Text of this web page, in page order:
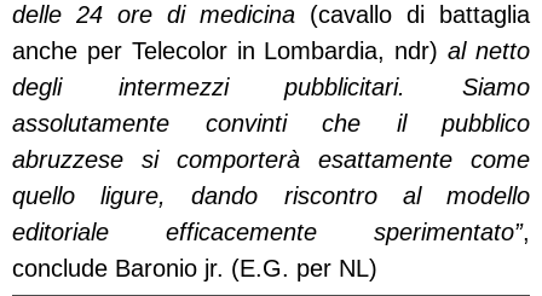
delle 24 ore di medicina (cavallo di battaglia
anche per Telecolor in Lombardia, ndr)al netto
degli intermezzi pubblicitari.
Siamo
assolutamente convinti che il pubblico
abruzzese si comporterà esattamente come
quello ligure, dando riscontro al modello
editoriale efficacemente sperimentato”,
conclude Baronio jr. (E.G. per NL)